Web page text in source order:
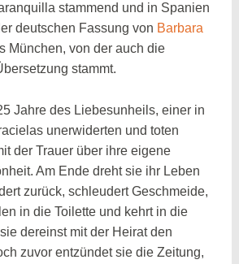
stammend und in Spanien
deutschen Fassung von Barbara
München, von der auch die
stammt.
Jahre des Liebesunheils, einer in
unerwiderten und toten
der Trauer über ihre eigene
Am Ende dreht sie ihr Leben
zurück, schleudert Geschmeide,
in die Toilette und kehrt in die
dereinst mit der Heirat den
zuvor entzündet sie die Zeitung,